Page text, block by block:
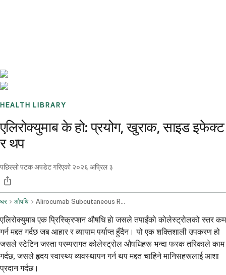
HEALTH LIBRARY
एलिरोक्युमाब के हो: प्रयोग, खुराक, साइड इफेक्ट
र थप
पछिल्लो पटक अपडेट गरिएको २०२६ अप्रिल ३
घर औषधि Alirocumab Subcutaneous Route
एलिरोक्युमाब एक प्रिस्क्रिप्शन औषधि हो जसले तपाईंको कोलेस्ट्रोलको स्तर कम
गर्न मद्दत गर्दछ जब आहार र व्यायाम पर्याप्त हुँदैन। यो एक शक्तिशाली उपकरण हो
जसले स्टेटिन जस्ता परम्परागत कोलेस्ट्रोल औषधिहरू भन्दा फरक तरिकाले काम
गर्दछ, जसले हृदय स्वास्थ्य व्यवस्थापन गर्न थप मद्दत चाहिने मानिसहरूलाई आशा
प्रदान गर्दछ।